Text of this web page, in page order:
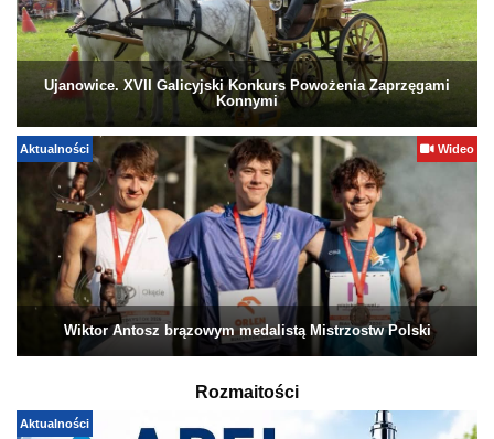
Ujanowice. XVII Galicyjski Konkurs Powożenia Zaprzęgami
Konnymi
Aktualności Wideo
Wiktor Antosz brązowym medalistą Mistrzostw Polski
Rozmaitości
Aktualności